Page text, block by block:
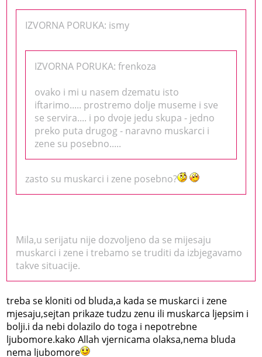
IZVORNA PORUKA: ismy
IZVORNA PORUKA: frenkoza
ovako i mi u nasem dzematu isto
iftarimo..... prostremo dolje museme i sve
se servira.... i po dvoje jedu skupa - jedno
preko puta drugog - naravno muskarci i
zene su posebno.....
zasto su muskarci i zene posebno?
Mila,u serijatu nije dozvoljeno da se mijesaju
muskarci i zene i trebamo se truditi da izbjegavamo
takve situacije.
treba se kloniti od bluda,a kada se muskarci i zene
mjesaju,sejtan prikaze tudzu zenu ili muskarca ljepsim i
bolji.i da nebi dolazilo do toga i nepotrebne
ljubomore.kako Allah vjernicama olaksa,nema bluda
nema ljubomore